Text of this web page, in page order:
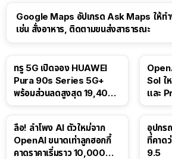
Google Maps อัปเกรด Ask Maps ให้ท
เช่น สั่งอาหาร, ติดตามขนส่งสาธารณะ
ทรู 5G เปิดจอง HUAWEI
Pura 90s Series 5G+
พร้อมส่วนลดสูงสุด 19,400
Sol ใ
และ
ลือ! ลำโพง AI ตัวใหม่จาก
OpenAI ขนาดเท่าลูกฮอกกี้
คาดราคาเริ่มราว 10,000
อุปกร
ที่คาด
9.5